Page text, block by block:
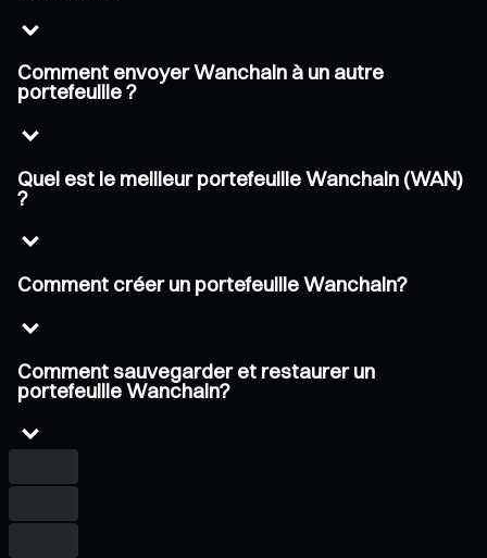
Comment envoyer Wanchain à un autre
portefeuille ?
Quel est le meilleur portefeuille Wanchain (WAN)
?
Comment créer un portefeuille Wanchain?
Comment sauvegarder et restaurer un
portefeuille Wanchain?